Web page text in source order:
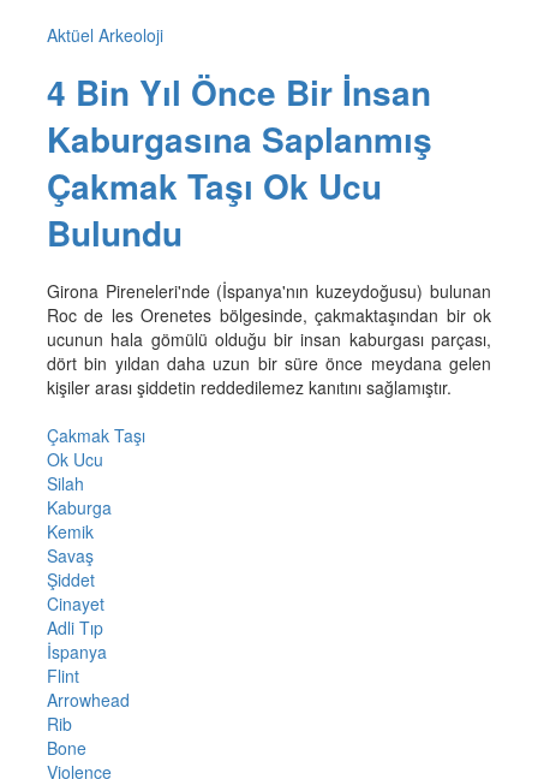
Aktüel Arkeoloji
4 Bin Yıl Önce Bir İnsan
Kaburgasına Saplanmış
Çakmak Taşı Ok Ucu
Bulundu
Girona Pireneleri'nde (İspanya'nın kuzeydoğusu) bulunan
Roc de les Orenetes bölgesinde, çakmaktaşından bir ok
ucunun hala gömülü olduğu bir insan kaburgası parçası,
dört bin yıldan daha uzun bir süre önce meydana gelen
kişiler arası şiddetin reddedilemez kanıtını sağlamıştır.
Çakmak Taşı
Ok Ucu
Silah
Kaburga
Kemik
Savaş
Şiddet
Cinayet
Adli Tıp
İspanya
Flint
Arrowhead
Rib
Bone
Violence